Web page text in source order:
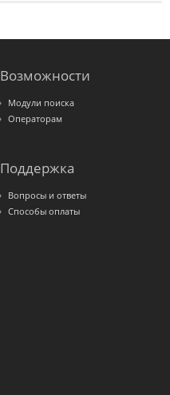
Возможности
Модули поиска
Операторам
Поддержка
Вопросы и ответы
Способы оплаты